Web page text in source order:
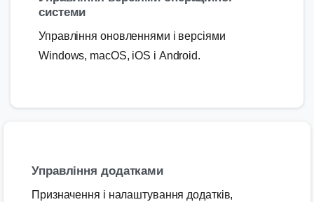
системи
Управління оновленнями і версіями
Windows, macOS, iOS і Android.
Управління додатками
Призначення і налаштування додатків,